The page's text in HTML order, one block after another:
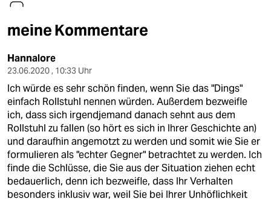
kultur
sport
berlin
nord
wahrheit
verlag
meine Kommentare
Hannalore
23.06.2020 , 10:33 Uhr
Ich würde es sehr schön finden, wenn Sie das "Dings"
einfach Rollstuhl nennen würden. Außerdem bezweifle
ich, dass sich irgendjemand danach sehnt aus dem
Rollstuhl zu fallen (so hört es sich in Ihrer Geschichte an)
und daraufhin angemotzt zu werden und somit wie Sie er
formulieren als "echter Gegner" betrachtet zu werden. Ich
finde die Schlüsse, die Sie aus der Situation ziehen echt
bedauerlich, denn ich bezweifle, dass Ihr Verhalten
besonders inklusiv war, weil Sie bei Ihrer Unhöflichkeit